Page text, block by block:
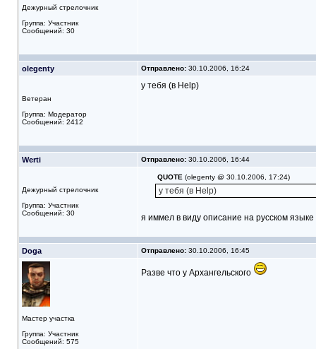
Дежурный стрелочник
Группа: Участник
Сообщений: 30
olegenty Отправлено:30.10.2006, 16:24
Ветеран
Группа: Модератор
Сообщений: 2412
у тебя (в Help)
Werti Отправлено:30.10.2006, 16:44
Дежурный стрелочник
Группа: Участник
Сообщений: 30
QUOTE (olegenty @ 30.10.2006, 17:24)
у тебя (в Help)
я иммел в виду описание на русском языке
Doga Отправлено:30.10.2006, 16:45
Мастер участка
Группа: Участник
Сообщений: 575
Разве что у Архангельского